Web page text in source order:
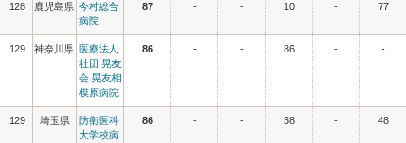
128 鹿児島県 今村総合
病院
87 - - 10 - 77
129 神奈川県 医療法人
社団 晃友
会 晃友相
模原病院
86 - - 86 - -
129 埼玉県
防衛医科
大学校病
86 - - 38 - 48